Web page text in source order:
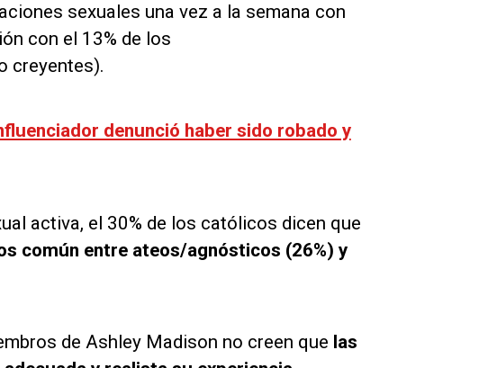
sexuales una vez a la semana con
con el 13% de los
creyentes).
denunció haber sido robado y
activa, el 30% de los católicos dicen que
común entre ateos/agnósticos (26%) y
de Ashley Madison no creen que las